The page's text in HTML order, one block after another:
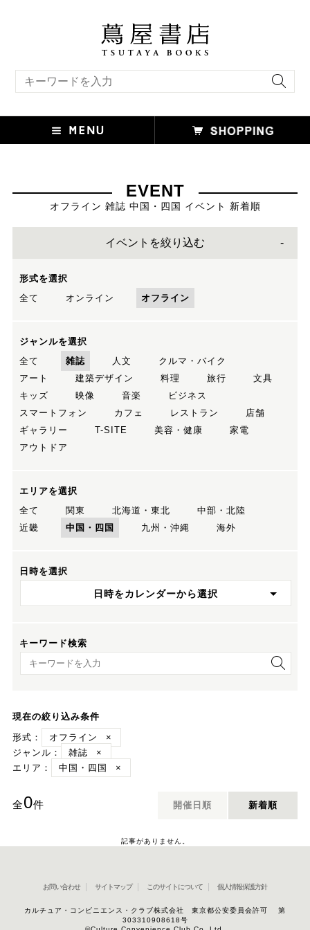
EVENT
オフライン 雑誌 中国・四国 イベント 新着順
イベントを絞り込む
形式を選択
全て
オンライン オフライン
ジャンルを選択
全て
雑誌 人文
クルマ・バイク
アート
建築デザイン 料理 旅行
文具
キッズ
映像 音楽
ビジネス
スマートフォン
カフェ レストラン
店舗
ギャラリー
T-SITE 美容・健康
家電
アウトドア
エリアを選択
全て
関東 北海道・東北
中部・北陸
近畿
中国・四国 九州・沖縄 海外
日時を選択
日時をカレンダーから選択
キーワード検索
キーワード検索
現在の絞り込み条件
形式：
オフライン
×
ジャンル：
雑誌
×
エリア：
中国・四国 ×
全0件 開催日順 新着順
記事がありません。
お問い合わせ サイトマップ このサイトについて 個人情報保護方針
カルチュア・コンビニエンス・クラブ株式会社 東京都公安委員会許可 第
303310908618号